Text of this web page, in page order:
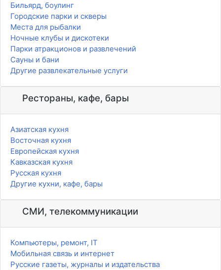
Бильярд, боулинг
Городские парки и скверы
Места для рыбалки
Ночные клубы и дискотеки
Парки атракционов и развлечений
Сауны и бани
Другие развлекательные услуги
Рестораны, кафе, бары
Азиатская кухня
Восточная кухня
Европейская кухня
Кавказская кухня
Русская кухня
Другие кухни, кафе, бары
СМИ, телекоммуникации
Компьютеры, ремонт, IT
Мобильная связь и интернет
Русские газеты, журналы и издательства